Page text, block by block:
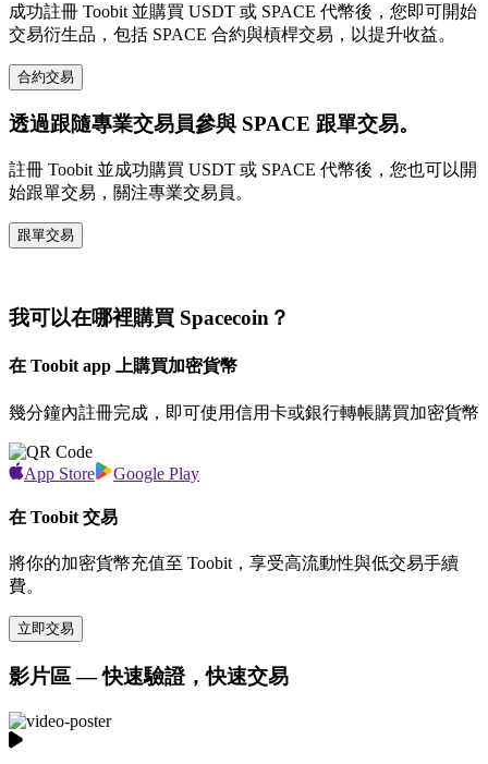
成功註冊 Toobit 並購買 USDT 或 SPACE 代幣後，您即可開始
交易衍生品，包括 SPACE 合約與槓桿交易，以提升收益。
合約交易
透過跟隨專業交易員參與 SPACE 跟單交易。
註冊 Toobit 並成功購買 USDT 或 SPACE 代幣後，您也可以開
始跟單交易，關注專業交易員。
跟單交易
我可以在哪裡購買 Spacecoin？
在 Toobit app 上購買加密貨幣
幾分鐘內註冊完成，即可使用信用卡或銀行轉帳購買加密貨幣
App Store Google Play
在 Toobit 交易
將你的加密貨幣充值至 Toobit，享受高流動性與低交易手續
費。
立即交易
影片區 — 快速驗證，快速交易